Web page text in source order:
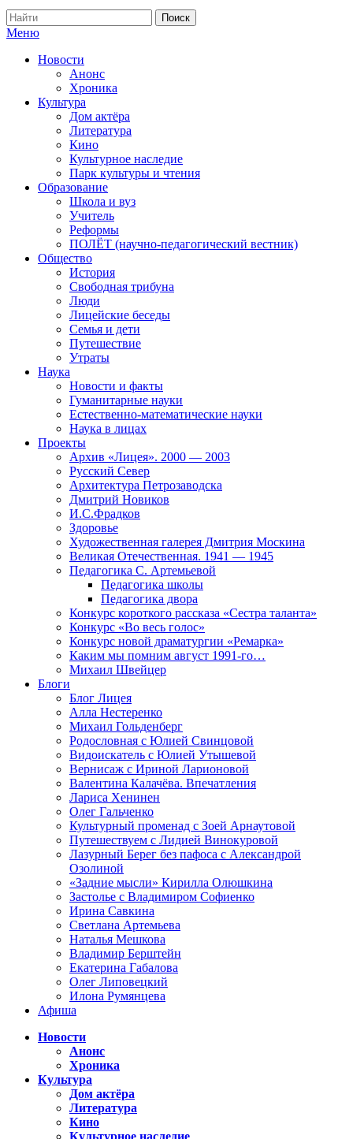
Меню
Новости
Анонс
Хроника
Культура
Дом актёра
Литература
Кино
Культурное наследие
Парк культуры и чтения
Образование
Школа и вуз
Учитель
Реформы
ПОЛЁТ (научно-педагогический вестник)
Общество
История
Свободная трибуна
Люди
Лицейские беседы
Семья и дети
Путешествие
Утраты
Наука
Новости и факты
Гуманитарные науки
Естественно-математические науки
Наука в лицах
Проекты
Архив «Лицея». 2000 — 2003
Русский Север
Архитектура Петрозаводска
Дмитрий Новиков
И.С.Фрадков
Здоровье
Художественная галерея Дмитрия Москина
Великая Отечественная. 1941 — 1945
Педагогика С. Артемьевой
Педагогика школы
Педагогика двора
Конкурс короткого рассказа «Сестра таланта»
Конкурс «Во весь голос»
Конкурс новой драматургии «Ремарка»
Каким мы помним август 1991-го…
Михаил Швейцер
Блоги
Блог Лицея
Алла Нестеренко
Михаил Гольденберг
Родословная с Юлией Свинцовой
Видоискатель с Юлией Утышевой
Вернисаж с Ириной Ларионовой
Валентина Калачёва. Впечатления
Лариса Хенинен
Олег Гальченко
Культурный променад с Зоей Арнаутовой
Путешествуем с Лидией Винокуровой
Лазурный Берег без пафоса с Александрой
Озолиной
«Задние мысли» Кирилла Олюшкина
Застолье с Владимиром Софиенко
Ирина Савкина
Светлана Артемьева
Наталья Мешкова
Владимир Берштейн
Екатерина Габалова
Олег Липовецкий
Илона Румянцева
Афиша
Новости
Анонс
Хроника
Культура
Дом актёра
Литература
Кино